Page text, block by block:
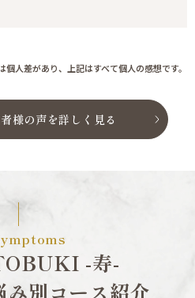
人差があり、上記はすべて個人の感想です。
様の声を詳しく見る
-寿-
み別コース紹介